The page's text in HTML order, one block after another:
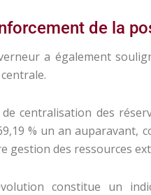
de la
a également
centralisation des
% un an auparavant,
gestion des ressources
constitue un